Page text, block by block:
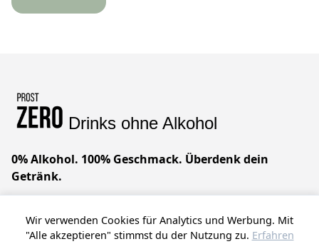
Drinks ohne Alkohol
0% Alkohol. 100% Geschmack. Überdenk dein
Getränk.
alles haben kannst – raffinierten Geschmack, null
Kompromisse. Prost!
Wir verwenden Cookies für Analytics und Werbung. Mit
"Alle akzeptieren" stimmst du der Nutzung zu. Erfahren